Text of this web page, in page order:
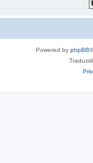
Powered by phpBB